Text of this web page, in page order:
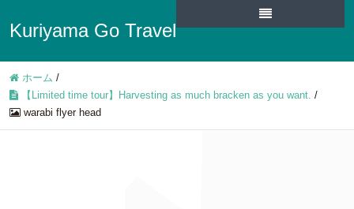
Kuriyama Go Travel
ホーム /
【Limited time tour】Harvesting as much bracken as you want. /
warabi flyer head